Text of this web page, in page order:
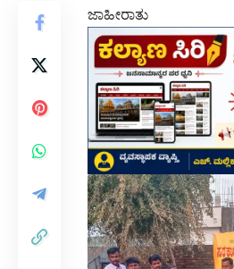
ಜಾಹೀರಾತು